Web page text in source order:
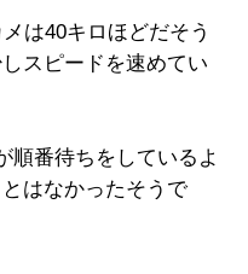
は40キロほどだそう
スピードを速めてい
番待ちをしているよ
はなかったそうで